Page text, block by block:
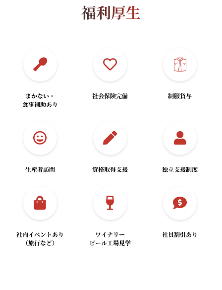
福利厚生
まかない・
食事補助あり
社会保険完備 制服貸与
生産者訪問 資格取得支援 独立支援制度
社内イベントあり
（旅行など）
ワイナリー
ビール工場見学
社員割引あり